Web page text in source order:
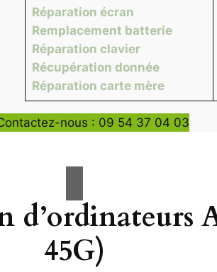
Réparation écran
Remplacement batterie
Réparation clavier
Récupération donnée
Réparation carte mère
nous : 09 54 37 04 03
d’ordinateurs
45G)